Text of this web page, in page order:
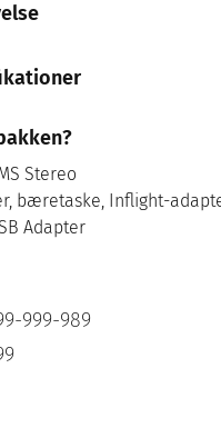
Stereo
bæretaske, Inflight-
Adapter
999-989